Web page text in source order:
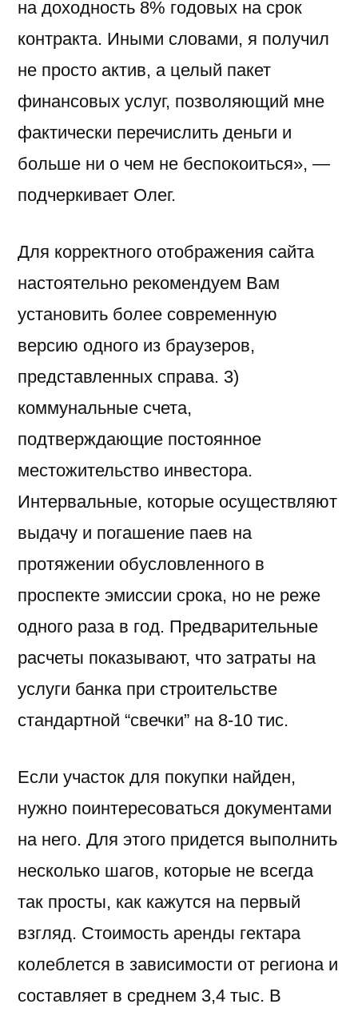
на доходность 8% годовых на срок
контракта. Иными словами, я получил
не просто актив, а целый пакет
финансовых услуг, позволяющий мне
фактически перечислить деньги и
больше ни о чем не беспокоиться», —
подчеркивает Олег.
Для корректного отображения сайта
настоятельно рекомендуем Вам
установить более современную
версию одного из браузеров,
представленных справа. 3)
коммунальные счета,
подтверждающие постоянное
местожительство инвестора.
Интервальные, которые осуществляют
выдачу и погашение паев на
протяжении обусловленного в
проспекте эмиссии срока, но не реже
одного раза в год. Предварительные
расчеты показывают, что затраты на
услуги банка при строительстве
стандартной “свечки” на 8-10 тис.
Если участок для покупки найден,
нужно поинтересоваться документами
на него. Для этого придется выполнить
несколько шагов, которые не всегда
так просты, как кажутся на первый
взгляд. Стоимость аренды гектара
колеблется в зависимости от региона и
составляет в среднем 3,4 тыс. В